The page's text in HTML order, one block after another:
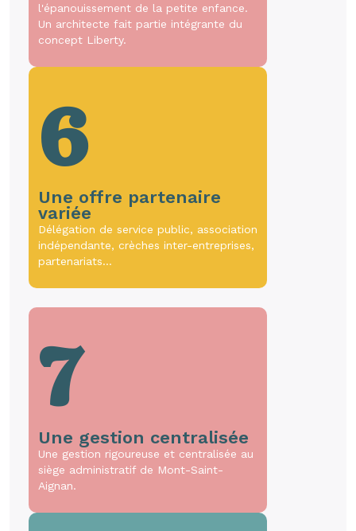
l'épanouissement de la petite enfance.
Un architecte fait partie intégrante du
concept Liberty.
6
Une offre partenaire
variée
Délégation de service public, association
indépendante, crèches inter-entreprises,
partenariats…
7
Une gestion centralisée
Une gestion rigoureuse et centralisée au
siège administratif de Mont-Saint-
Aignan.